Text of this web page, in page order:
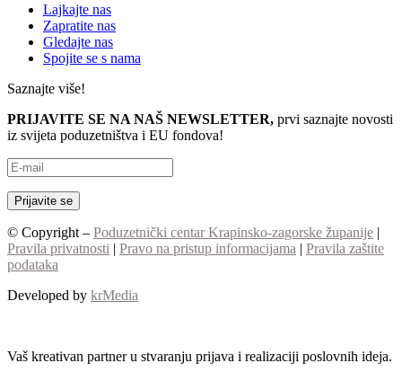
Lajkajte nas
Zapratite nas
Gledajte nas
Spojite se s nama
Saznajte više!
PRIJAVITE SE NA NAŠ NEWSLETTER, prvi saznajte novosti
iz svijeta poduzetništva i EU fondova!
© Copyright – Poduzetnički centar Krapinsko-zagorske županije |
Pravila privatnosti | Pravo na pristup informacijama | Pravila zaštite
podataka
Developed by krMedia
Vaš kreativan partner u stvaranju prijava i realizaciji poslovnih ideja.